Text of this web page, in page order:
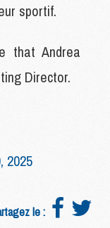
sportif.
that Andrea
Director.
2025
le :